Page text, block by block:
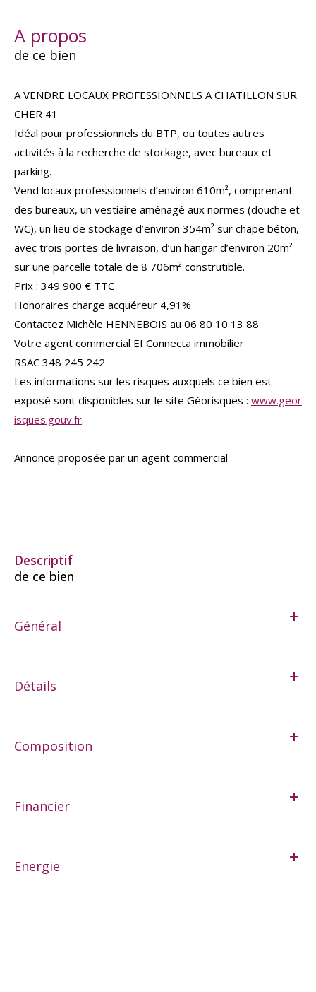
a propos
de ce bien
A VENDRE LOCAUX PROFESSIONNELS A CHATILLON SUR
CHER 41
Idéal pour professionnels du BTP, ou toutes autres
activités à la recherche de stockage, avec bureaux et
parking.
Vend locaux professionnels d’environ 610m², comprenant
des bureaux, un vestiaire aménagé aux normes (douche et
WC), un lieu de stockage d’environ 354m² sur chape béton,
avec trois portes de livraison, d’un hangar d’environ 20m²
sur une parcelle totale de 8 706m² construtible.
Prix : 349 900 € TTC
Honoraires charge acquéreur 4,91%
Contactez Michèle HENNEBOIS au 06 80 10 13 88
Votre agent commercial EI Connecta immobilier
RSAC 348 245 242
Les informations sur les risques auxquels ce bien est
exposé sont disponibles sur le site Géorisques : www.geor
isques.gouv.fr.
Annonce proposée par un agent commercial
descriptif
de ce bien
Général
Détails
Composition
Financier
Energie